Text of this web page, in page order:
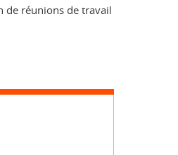
de réunions de travail